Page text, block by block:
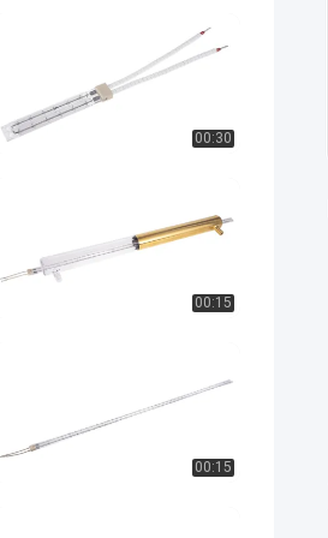
00:30
00:15
00:15